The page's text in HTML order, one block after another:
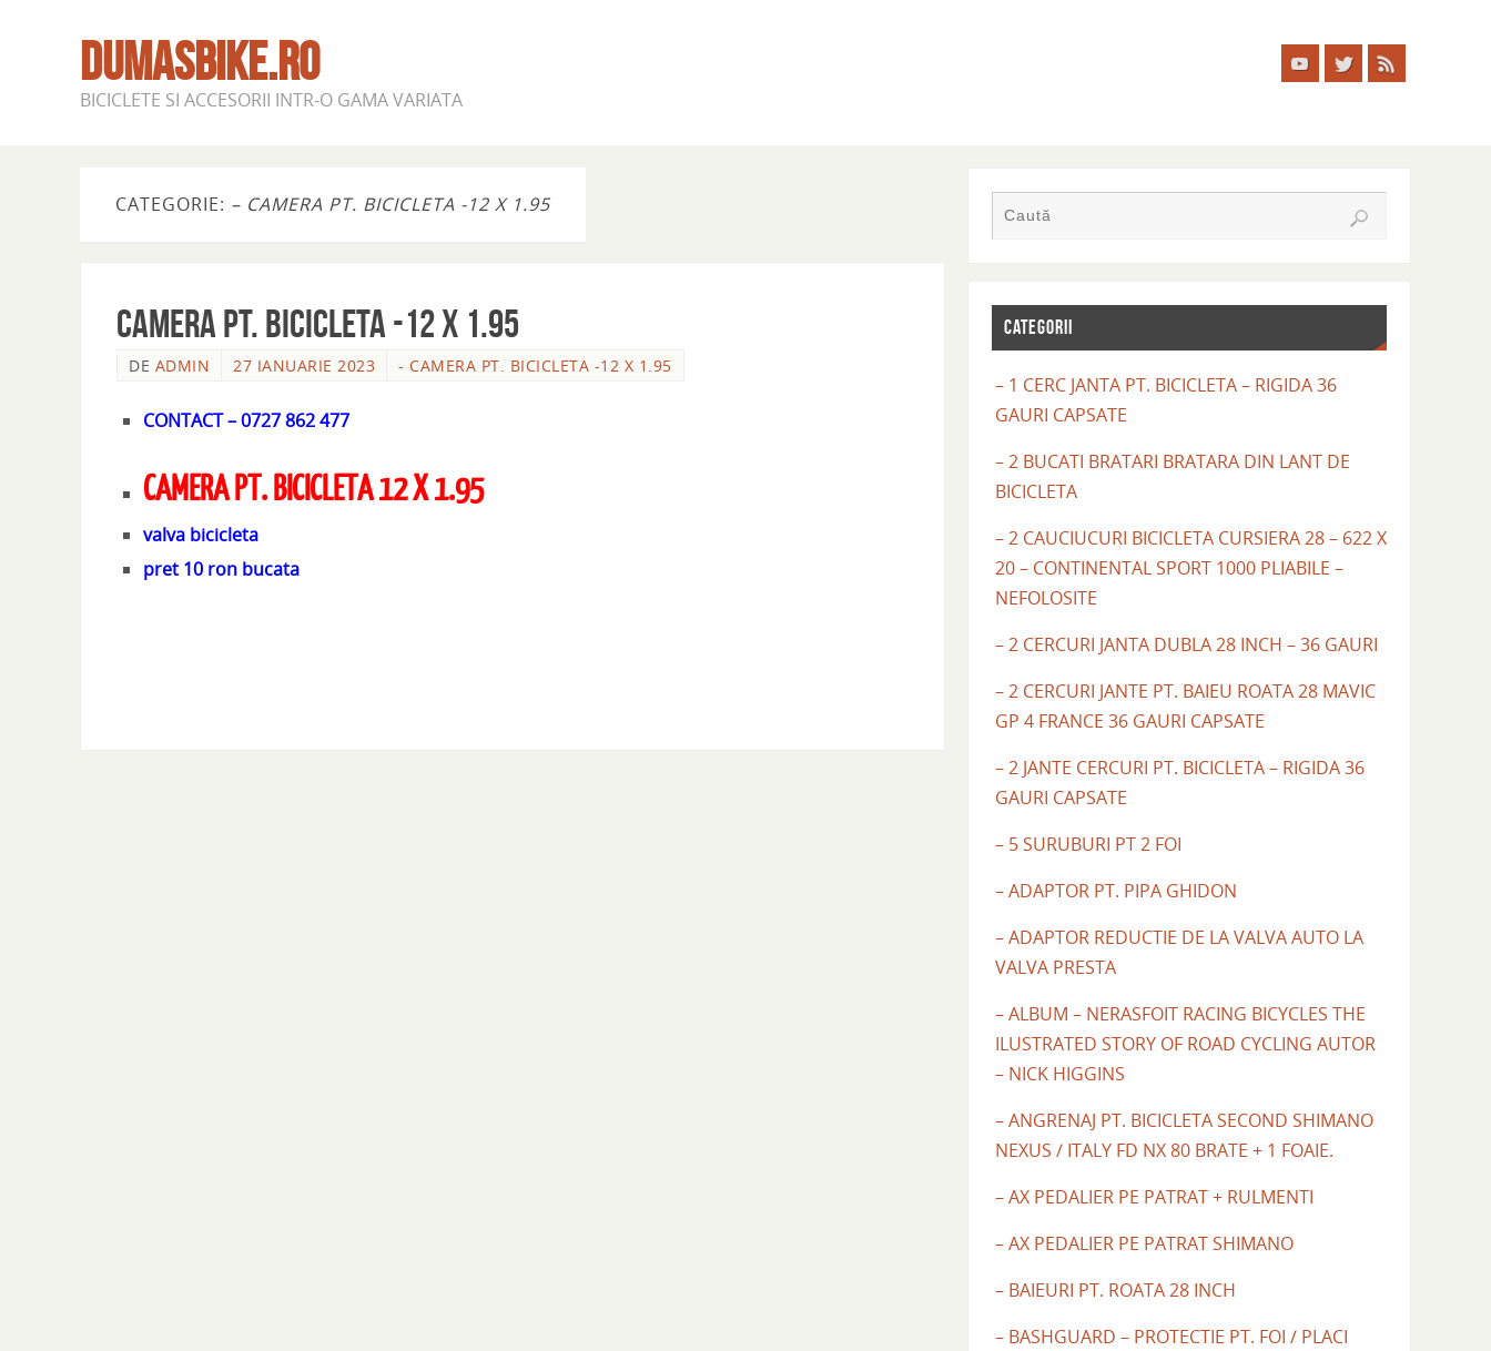
DUMASBIKE.RO
BICICLETE SI ACCESORII INTR-O GAMA VARIATA
CATEGORIE: – CAMERA PT. BICICLETA -12 X 1.95
CAMERA PT. BICICLETA -12 X 1.95
DE ADMIN 27 IANUARIE 2023 - CAMERA PT. BICICLETA -12 X 1.95
CONTACT – 0727 862 477
CAMERA PT. BICICLETA 12 X 1.95
valva bicicleta
pret 10 ron bucata
CATEGORII
– 1 CERC JANTA PT. BICICLETA – RIGIDA 36
GAURI CAPSATE
– 2 BUCATI BRATARI BRATARA DIN LANT DE
BICICLETA
– 2 CAUCIUCURI BICICLETA CURSIERA 28 – 622 X
20 – CONTINENTAL SPORT 1000 PLIABILE –
NEFOLOSITE
– 2 CERCURI JANTA DUBLA 28 INCH – 36 GAURI
– 2 CERCURI JANTE PT. BAIEU ROATA 28 MAVIC
GP 4 FRANCE 36 GAURI CAPSATE
– 2 JANTE CERCURI PT. BICICLETA – RIGIDA 36
GAURI CAPSATE
– 5 SURUBURI PT 2 FOI
– ADAPTOR PT. PIPA GHIDON
– ADAPTOR REDUCTIE DE LA VALVA AUTO LA
VALVA PRESTA
– ALBUM – NERASFOIT RACING BICYCLES THE
ILUSTRATED STORY OF ROAD CYCLING AUTOR
– NICK HIGGINS
– ANGRENAJ PT. BICICLETA SECOND SHIMANO
NEXUS / ITALY FD NX 80 BRATE + 1 FOAIE.
– AX PEDALIER PE PATRAT + RULMENTI
– AX PEDALIER PE PATRAT SHIMANO
– BAIEURI PT. ROATA 28 INCH
– BASHGUARD – PROTECTIE PT. FOI / PLACI